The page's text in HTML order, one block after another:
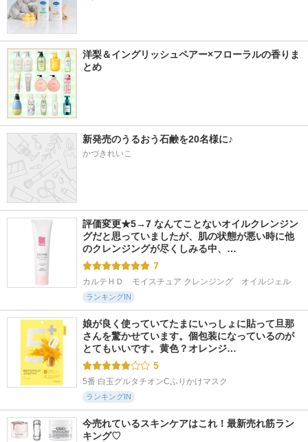
洋梨＆イングリッシュペアー×フローラルの香りま
とめ
新発売のうるおう石鹸を20名様に♪
かづきれいこ
評価変更★5→7 なんてことないオイルクレンジン
グだと思っていましたが、肌の状態が悪い時に他
のクレンジングが尽くしみる中、…
7
カルテＨＤ　モイスチュア クレンジング　オイルジェル
ランキングIN
娘が良く使っていてたまにいっしょに貼って旦那
さんを驚かせています。個包装になっているのが
とてもいいです。黄色？オレンジ…
5
5番 白玉グルタチオンCふりかけマスク
ランキングIN
今売れているスキンケアはこれ！最新売れ筋ラン
キング♡